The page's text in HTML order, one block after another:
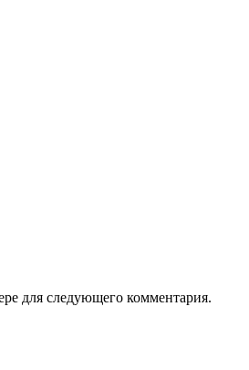
для следующего комментария.